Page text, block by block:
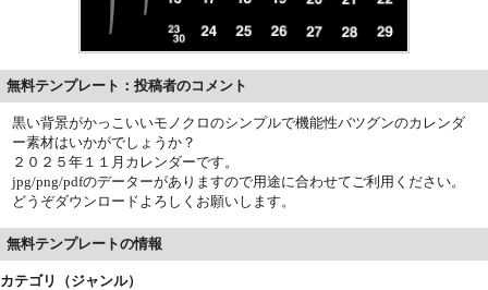
無料テンプレート：投稿者のコメント
黒い背景がかっこいいモノクロのシンプルで機能性バツグンのカレンダ
ー素材はいかがでしょうか？
２０２５年１１月カレンダーです。
jpg/png/pdfのデーターがありますので用途に合わせてご利用ください。
どうぞダウンロードよろしくお願いします。
無料テンプレートの情報
カテゴリ（ジャンル）